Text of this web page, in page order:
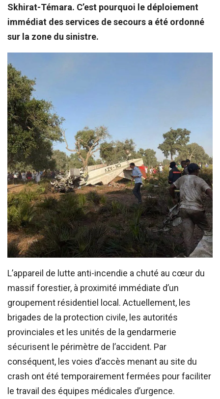
Skhirat-Témara. C’est pourquoi le déploiement
immédiat des services de secours a été ordonné
sur la zone du sinistre.
L’appareil de lutte anti-incendie a chuté au cœur du
massif forestier, à proximité immédiate d’un
groupement résidentiel local. Actuellement, les
brigades de la protection civile, les autorités
provinciales et les unités de la gendarmerie
sécurisent le périmètre de l’accident. Par
conséquent, les voies d’accès menant au site du
crash ont été temporairement fermées pour faciliter
le travail des équipes médicales d’urgence.